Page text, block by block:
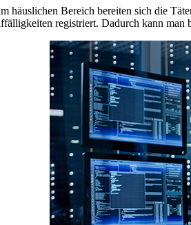
häuslichen Bereich bereiten sich die
registriert. Dadurch kann